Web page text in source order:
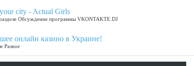
city - Actual Girls
Обсуждение программы VKONTAKTE.DJ
онлайн казино в Украине!
Разное